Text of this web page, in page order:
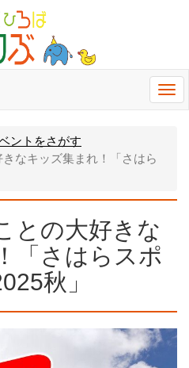
ントをさがす
なキッズ集まれ！「さはら
との大好きな
「さはらスポ
秋」